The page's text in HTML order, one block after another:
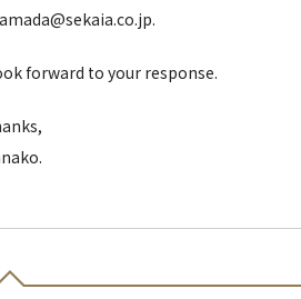
forward to your response.